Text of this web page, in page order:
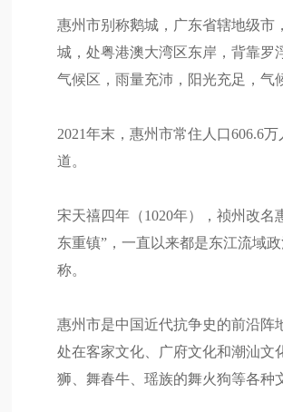
惠州市别称鹅城，广东省辖地级市
城，处粤港澳大湾区东岸，背靠罗
气候区，雨量充沛，阳光充足，气
2021年末，惠州市常住人口606.6
道。
宋天禧四年（1020年），祯州改
东重镇”，一直以来都是东江流域
称。
惠州市是中国近代抗争史的前沿阵
处在客家文化、广府文化和潮汕文
狮、舞春牛、瑶族的舞火狗等各种